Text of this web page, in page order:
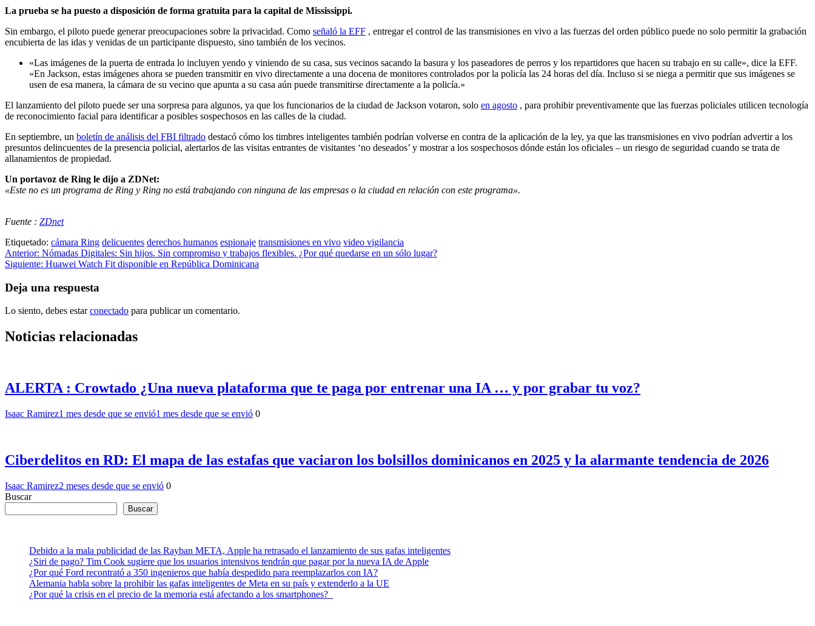
La prueba se ha puesto a disposición de forma gratuita para la capital de Mississippi.
Sin embargo, el piloto puede generar preocupaciones sobre la privacidad. Como señaló la EFF , entregar el control de las transmisiones en vivo a las fuerzas del orden público puede no solo permitir la grabación
encubierta de las idas y venidas de un participante dispuesto, sino también de los vecinos.
«Las imágenes de la puerta de entrada lo incluyen yendo y viniendo de su casa, sus vecinos sacando la basura y los paseadores de perros y los repartidores que hacen su trabajo en su calle», dice la EFF.
«En Jackson, estas imágenes ahora se pueden transmitir en vivo directamente a una docena de monitores controlados por la policía las 24 horas del día. Incluso si se niega a permitir que sus imágenes se
usen de esa manera, la cámara de su vecino que apunta a su casa aún puede transmitirse directamente a la policía.»
El lanzamiento del piloto puede ser una sorpresa para algunos, ya que los funcionarios de la ciudad de Jackson votaron, solo en agosto , para prohibir preventivamente que las fuerzas policiales utilicen tecnología
de reconocimiento facial para identificar a posibles sospechosos en las calles de la ciudad.
En septiembre, un boletín de análisis del FBI filtrado destacó cómo los timbres inteligentes también podrían volverse en contra de la aplicación de la ley, ya que las transmisiones en vivo podrían advertir a los
presuntos delincuentes de la presencia policial, alertarlos de las visitas entrantes de visitantes ‘no deseados’ y mostrar a los sospechosos dónde están los oficiales – un riesgo de seguridad cuando se trata de
allanamientos de propiedad.
Un portavoz de Ring le dijo a ZDNet:
«Este no es un programa de Ring y Ring no está trabajando con ninguna de las empresas o la ciudad en relación con este programa».
Fuente : ZDnet
Etiquetado: cámara Ring delicuentes derechos humanos espionaje transmisiones en vivo video vigilancia
Navegación
de
entradas
Anterior: Nómadas Digitales: Sin hijos. Sin compromiso y trabajos flexibles. ¿Por qué quedarse en un sólo lugar?
Siguiente: Huawei Watch Fit disponible en República Dominicana
Deja una respuesta
Lo siento, debes estarconectado para publicar un comentario.
Noticias relacionadas
ALERTA : Crowtado ¿Una nueva plataforma que te paga por entrenar una IA … y por grabar tu voz?
Isaac Ramirez1 mes desde que se envió1 mes desde que se envió 0
Ciberdelitos en RD: El mapa de las estafas que vaciaron los bolsillos dominicanos en 2025 y la alarmante tendencia de 2026
Isaac Ramirez2 meses desde que se envió 0
Buscar
Buscar
Debido a la mala publicidad de las Rayban META, Apple ha retrasado el lanzamiento de sus gafas inteligentes
¿Siri de pago? Tim Cook sugiere que los usuarios intensivos tendrán que pagar por la nueva IA de Apple
¿Por qué Ford recontrató a 350 ingenieros que había despedido para reemplazarlos con IA?
Alemania habla sobre la prohibir las gafas inteligentes de Meta en su país y extenderlo a la UE
¿Por qué la crisis en el precio de la memoria está afectando a los smartphones?